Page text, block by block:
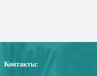
Контакты: